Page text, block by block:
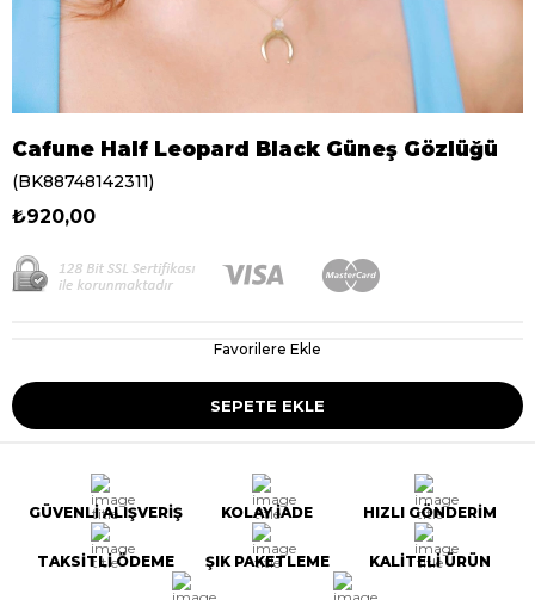
Cafune Half Leopard Black Güneş Gözlüğü
(BK88748142311)
₺920,00
Favorilere Ekle
GÜVENLİ ALIŞVERİŞ KOLAY İADE HIZLI GÖNDERİM
TAKSİTLİ ÖDEME ŞIK PAKETLEME KALİTELİ ÜRÜN